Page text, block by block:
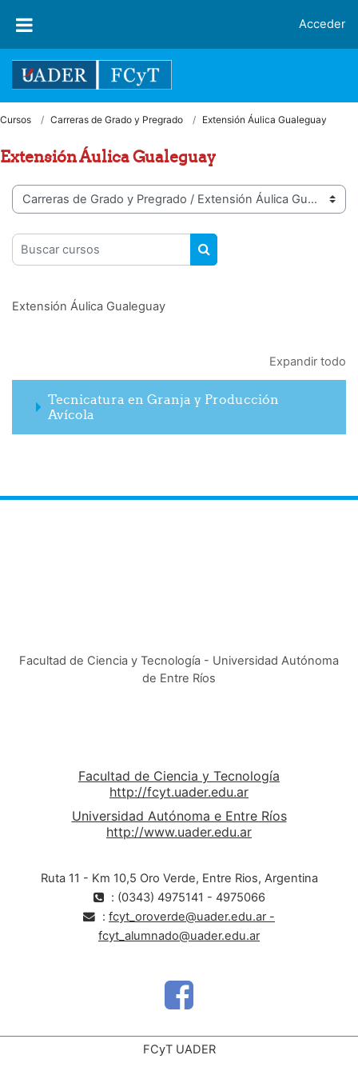
Acceder
Cursos Carreras de Grado y Pregrado Extensión Áulica Gualeguay
Extensión Áulica Gualeguay
Categorías
Buscar cursos
BUSCAR CURSOS
Extensión Áulica Gualeguay
Expandir todo
Tecnicatura en Granja y Producción
Avícola
Facultad de Ciencia y Tecnología - Universidad Autónoma
de Entre Ríos
Facultad de Ciencia y Tecnología
http://fcyt.uader.edu.ar
Universidad Autónoma e Entre Ríos
http://www.uader.edu.ar
Ruta 11 - Km 10,5 Oro Verde, Entre Rios, Argentina
: (0343) 4975141 - 4975066
: fcyt_oroverde@uader.edu.ar -
fcyt_alumnado@uader.edu.ar
FCyT UADER